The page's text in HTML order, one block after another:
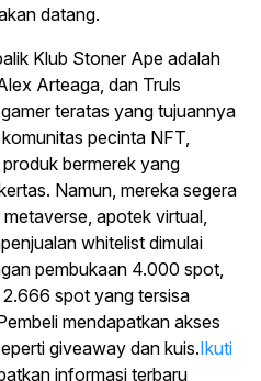
datang.
Klub Stoner Ape adalah
Arteaga, dan Truls
teratas yang tujuannya
pecinta NFT,
bermerek yang
Namun, mereka segera
apotek virtual,
whitelist dimulai
pembukaan 4.000 spot,
spot yang tersisa
mendapatkan akses
giveaway dan kuis.Ikuti
informasi terbaru